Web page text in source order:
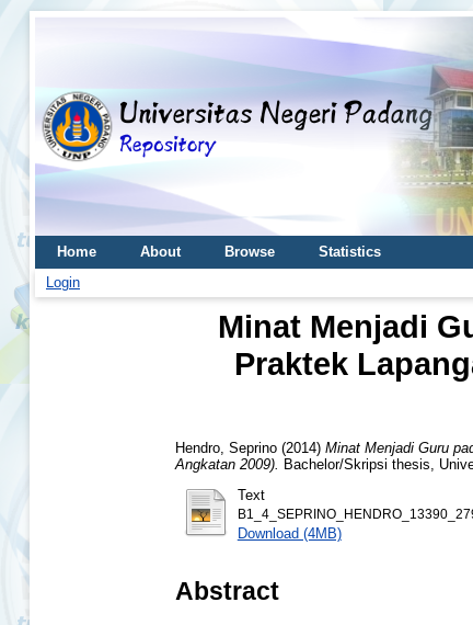
Home About Browse
Statistics
Login
Minat Menjadi
Praktek
Hendro, Seprino (2014) Minat Menjadi Guru
Angkatan 2009).
Bachelor/Skripsi thesis,
Text
Download (4MB)
Abstract